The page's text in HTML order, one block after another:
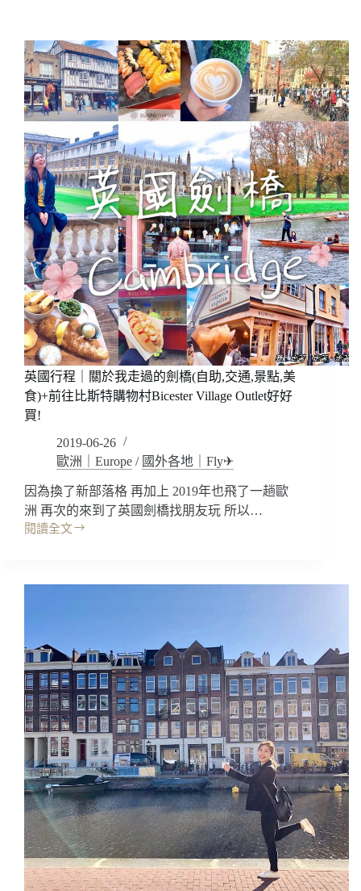
英國行程｜關於我走過的劍橋(自助,交通,景點,美
食)+前往比斯特購物村Bicester Village Outlet好好
買!
2019-06-26
歐洲｜Europe / 國外各地｜Fly✈
因為換了新部落格 再加上 2019年也飛了一趟歐
洲 再次的來到了英國劍橋找朋友玩 所以…
閱讀全文
英
程
我
走
過
的
劍
橋
(自
助,
交
通,
點,
美
食)+前